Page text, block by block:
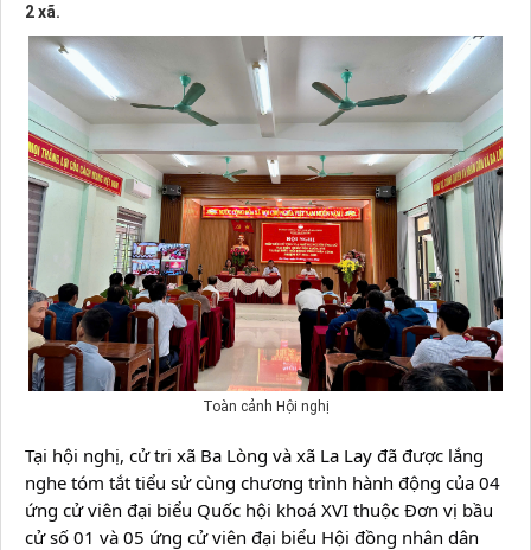
2 xã.
Toàn cảnh Hội nghị
Tại hội nghị, cử tri xã Ba Lòng và xã La Lay đã được lắng
nghe tóm tắt tiểu sử cùng chương trình hành động của 04
ứng cử viên đại biểu Quốc hội khoá XVI thuộc Đơn vị bầu
cử số 01 và 05 ứng cử viên đại biểu Hội đồng nhân dân